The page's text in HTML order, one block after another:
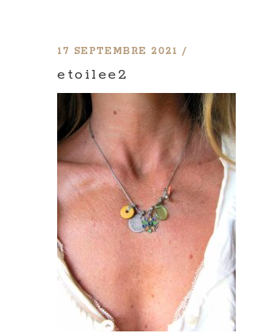
17 SEPTEMBRE 2021
etoilee2